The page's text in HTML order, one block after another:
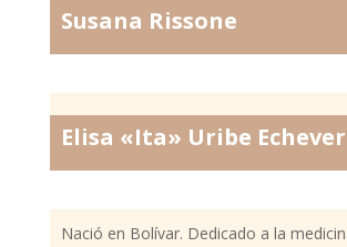
Susana Rissone
Elisa «Ita» Uribe
Nació en Bolívar. Dedicado a la